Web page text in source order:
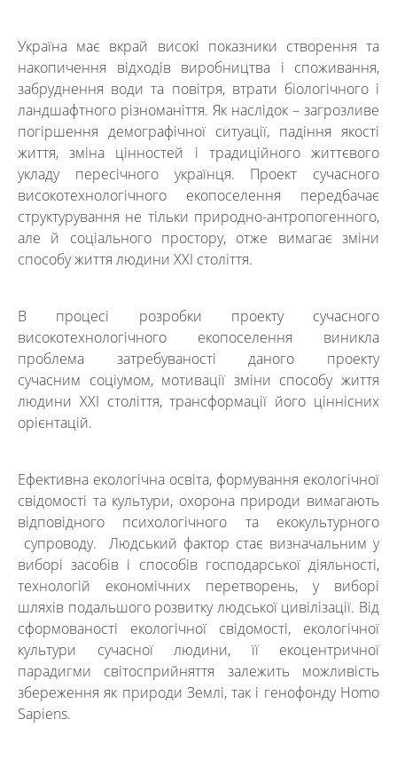
Україна має вкрай високі показники створення та
накопичення відходів виробництва і споживання,
забруднення води та повітря, втрати біологічного і
ландшафтного різноманіття. Як наслідок – загрозливе
погіршення демографічної ситуації, падіння якості
життя, зміна цінностей і традиційного життєвого
укладу пересічного українця. Проект сучасного
високотехнологічного екопоселення передбачає
структурування не тільки природно-антропогенного,
але й соціального простору, отже вимагає зміни
способу життя людини ХХІ століття.
В процесі розробки проекту сучасного
високотехнологічного екопоселення виникла
проблема затребуваності даного проекту
сучасним соціумом, мотивації зміни способу життя
людини ХХІ століття, трансформації його ціннісних
орієнтацій.
Ефективна екологічна освіта, формування екологічної
свідомості та культури, охорона природи вимагають
відповідного психологічного та екокультурного
супроводу. Людський фактор стає визначальним у
виборі засобів і способів господарської діяльності,
технологій економічних перетворень, у виборі
шляхів подальшого розвитку людської цивілізації. Від
сформованості екологічної свідомості, екологічної
культури сучасної людини, її екоцентричної
парадигми світосприйняття залежить можливість
збереження як природи Землі, так і генофонду Homo
Sapiens.